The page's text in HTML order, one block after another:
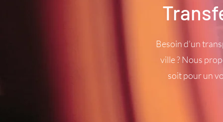
Besoin d’un
ville ? Nous
soit pour un